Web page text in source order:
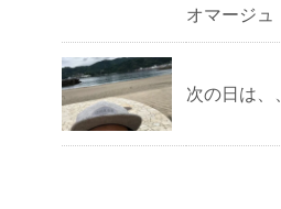
オマージュ
次の日は、、